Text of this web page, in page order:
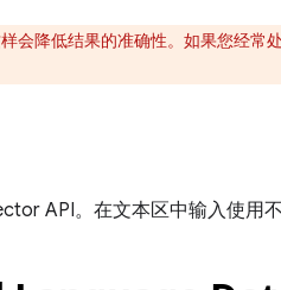
会降低结果的准确性。如果您经常
API。在文本区中输入使用不